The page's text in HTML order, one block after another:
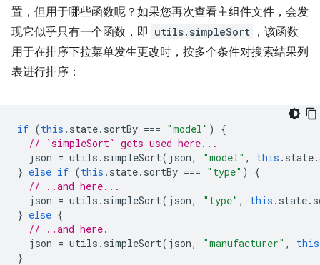
置，但用于哪些函数呢？如果您再次查看主组件文件，会发
现它似乎只有一个函数，即 utils.simpleSort
，该函数
用于在排序下拉菜单发生更改时，按多个条件对搜索结果列
表进行排序：
if (this . state. sortBy === "model" )
{
// `simpleSort` gets used here...
json = utils . simpleSort( json, "model" , this . state.
} else if (this . state. sortBy === "type" )
{
// ..and here...
json = utils . simpleSort( json, "type" , this . state.
} else {
// ..and here.
json = utils . simpleSort( json, "manufacturer" , this
}